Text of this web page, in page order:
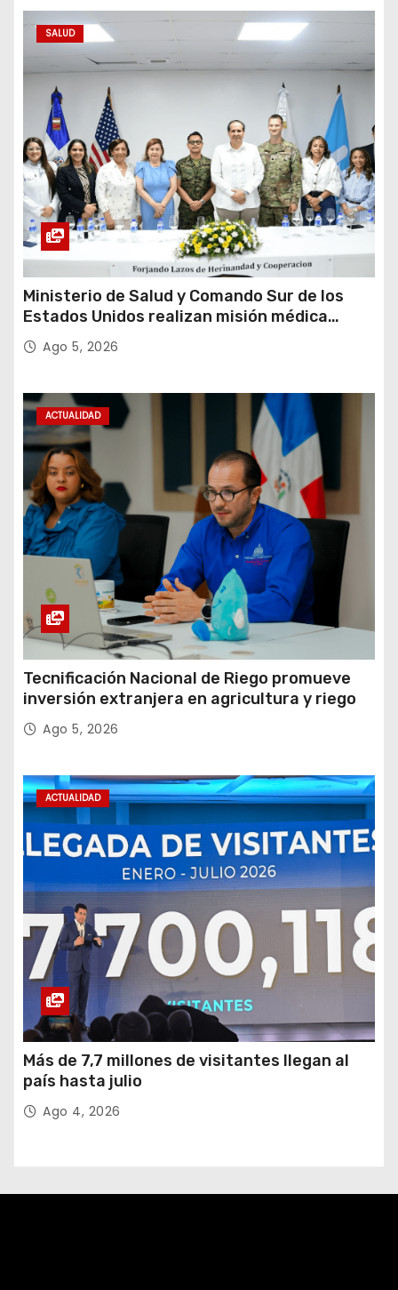
n
t
r
a
d
a
s
SALUD
Ministerio de Salud y Comando Sur de los
Estados Unidos realizan misión médica
Amistad 2026 en La Vega
Ago 5, 2026
ACTUALIDAD
Tecnificación Nacional de Riego promueve
inversión extranjera en agricultura y riego
Ago 5, 2026
ACTUALIDAD
Más de 7,7 millones de visitantes llegan al
país hasta julio
Ago 4, 2026